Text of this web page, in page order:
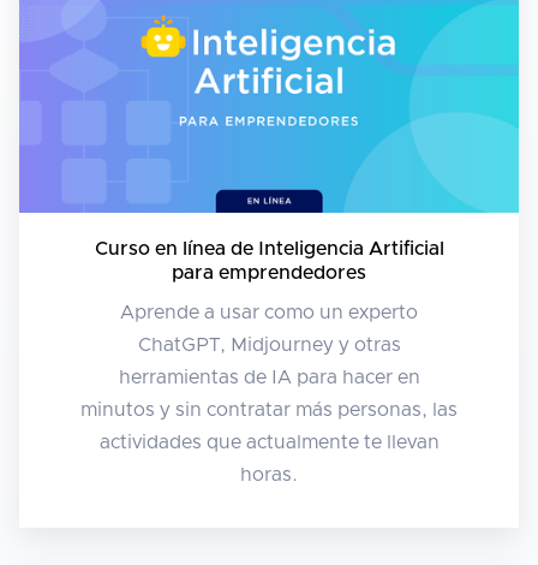
Curso en línea de Inteligencia Artificial
para emprendedores
Aprende a usar como un experto
ChatGPT, Midjourney y otras
herramientas de IA para hacer en
minutos y sin contratar más personas, las
actividades que actualmente te llevan
horas.